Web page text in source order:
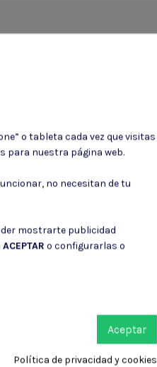
contacto en el aviso legal.
o tableta cada vez que visitas
para nuestra página web.
no necesitan de tu
mostrarte publicidad
ACEPTAR o configurarlas o
Aceptar
Política de privacidad y cookies